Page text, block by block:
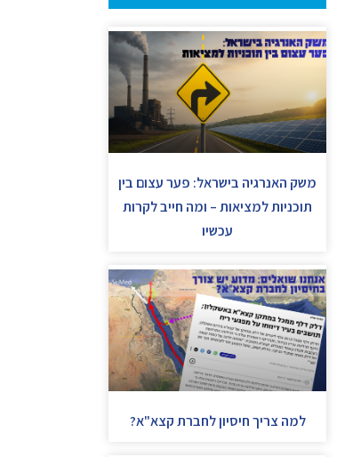
משק האנרגיה בישראל: פער עצום בין
תוכניות למציאות – ומה חייב לקרות
עכשיו
למה צריך חיסיון לחברת קצא"א?